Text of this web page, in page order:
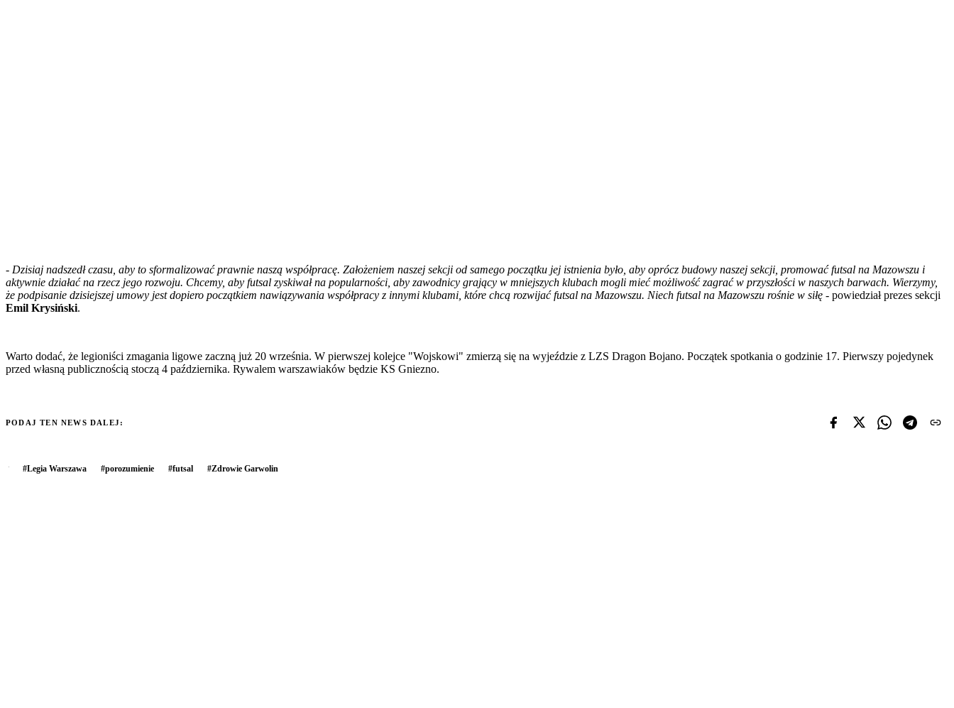
- Dzisiaj nadszedł czasu, aby to sformalizować prawnie naszą współpracę. Założeniem naszej sekcji od samego początku jej istnienia było, aby oprócz budowy naszej sekcji, promować futsal na Mazowszu i
aktywnie działać na rzecz jego rozwoju. Chcemy, aby futsal zyskiwał na popularności, aby zawodnicy grający w mniejszych klubach mogli mieć możliwość zagrać w przyszłości w naszych barwach. Wierzymy,
że podpisanie dzisiejszej umowy jest dopiero początkiem nawiązywania współpracy z innymi klubami, które chcą rozwijać futsal na Mazowszu. Niech futsal na Mazowszu rośnie w siłę - powiedział prezes sekcji
Emil Krysiński.
Warto dodać, że legioniści zmagania ligowe zaczną już 20 września. W pierwszej kolejce "Wojskowi" zmierzą się na wyjeździe z LZS Dragon Bojano. Początek spotkania o godzinie 17. Pierwszy pojedynek
przed własną publicznością stoczą 4 października. Rywalem warszawiaków będzie KS Gniezno.
PODAJ TEN NEWS DALEJ:
#Legia Warszawa #porozumienie #futsal #Zdrowie Garwolin